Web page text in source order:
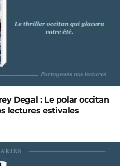
Degal : Le polar occitan
lectures estivales